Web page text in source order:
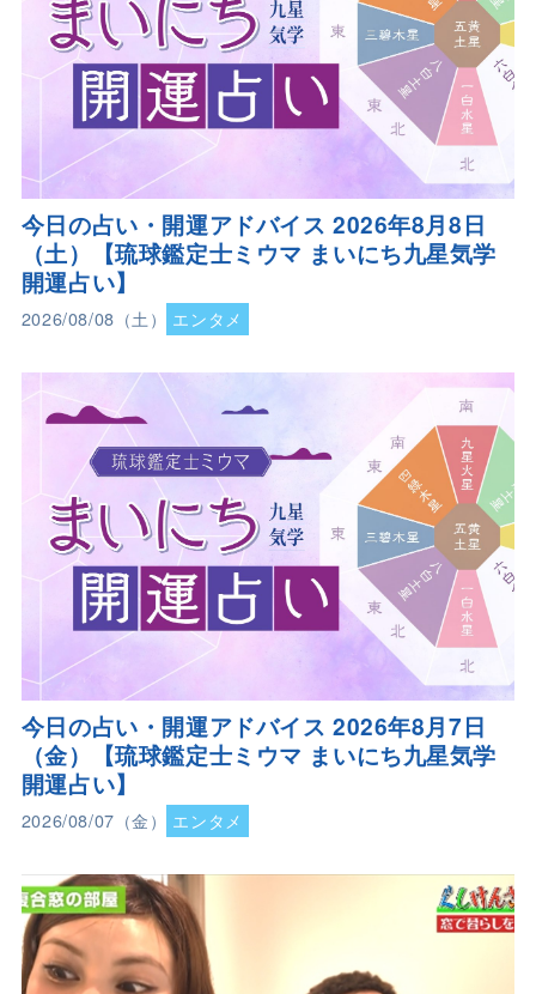
今日の占い・開運アドバイス 2026年8月8日
（土）【琉球鑑定士ミウマ まいにち九星気学
開運占い】
2026/08/08（土） エンタメ
今日の占い・開運アドバイス 2026年8月7日
（金）【琉球鑑定士ミウマ まいにち九星気学
開運占い】
2026/08/07（金） エンタメ